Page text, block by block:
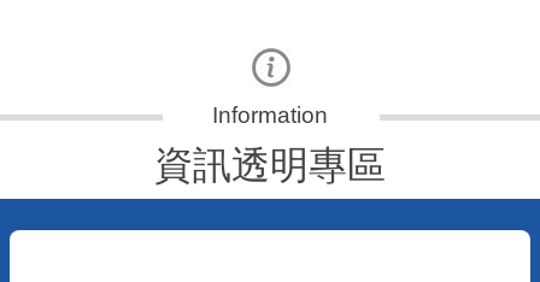
資訊透明專區